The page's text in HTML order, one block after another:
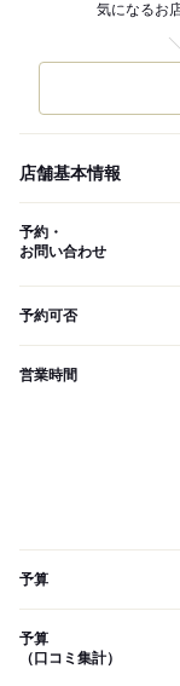
気になるお
店舗基本情報
予約・
お問い合わせ
予約可否
営業時間
予算
予算
（口コミ集計）